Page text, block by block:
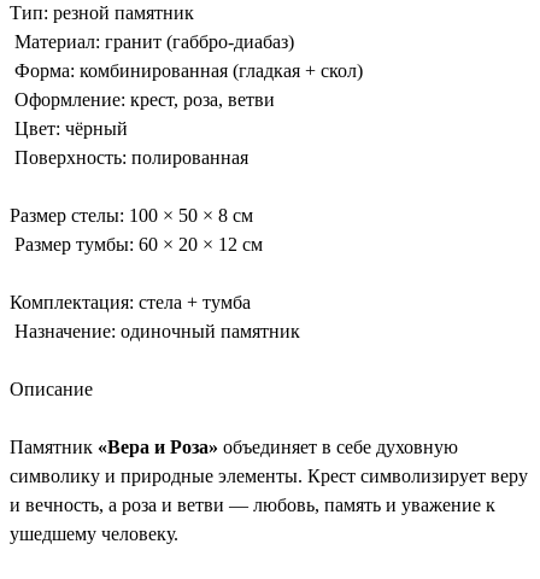
Тип: резной памятник
Материал: гранит (габбро-диабаз)
Форма: комбинированная (гладкая + скол)
Оформление: крест, роза, ветви
Цвет: чёрный
Поверхность: полированная
Размер стелы: 100 × 50 × 8 см
Размер тумбы: 60 × 20 × 12 см
Комплектация: стела + тумба
Назначение: одиночный памятник
Описание
Памятник «Вера и Роза» объединяет в себе духовную
символику и природные элементы. Крест символизирует веру
и вечность, а роза и ветви — любовь, память и уважение к
ушедшему человеку.